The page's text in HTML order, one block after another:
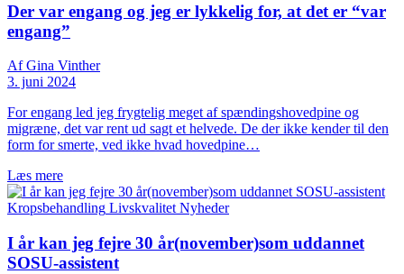
Der var engang og jeg er lykkelig for, at det er “var
engang”
Af Gina Vinther
3. juni 2024
For engang led jeg frygtelig meget af spændingshovedpine og
migræne, det var rent ud sagt et helvede. De der ikke kender til den
form for smerte, ved ikke hvad hovedpine…
Læs mere
Kropsbehandling Livskvalitet Nyheder
I år kan jeg fejre 30 år(november)som uddannet
SOSU-assistent